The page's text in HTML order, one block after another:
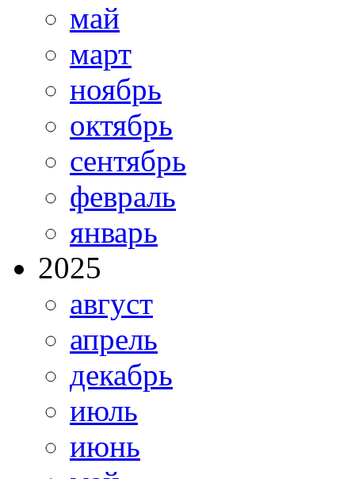
май
март
ноябрь
октябрь
сентябрь
февраль
январь
2025
август
апрель
декабрь
июль
июнь